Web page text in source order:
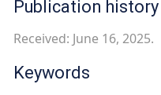
Publication history
Received: June 16, 2025.
Keywords